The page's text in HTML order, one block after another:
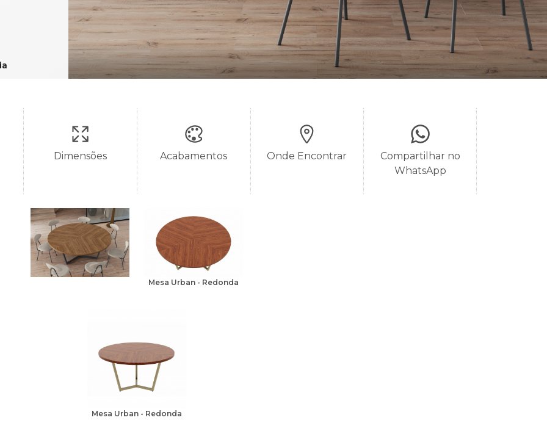
Dimensões Acabamentos Onde Encontrar
Compartilhar no
WhatsApp
Mesa Urban - Redonda
Mesa Urban - Redonda